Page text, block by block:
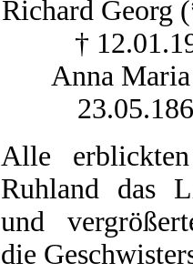
Richard Georg
†
Anna
Alle
Ruhland das
und
die